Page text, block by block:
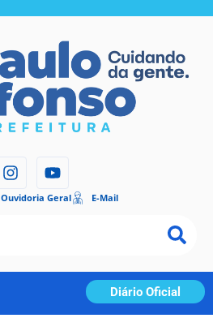
Ouvidoria Geral E-Mail
Diário Oficial